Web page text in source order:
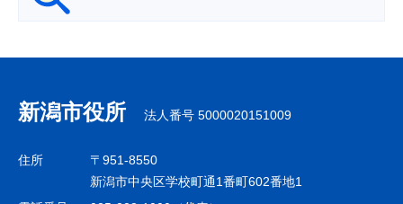
ナ
ビ
ゲ
新潟市役所 法人番号 5000020151009
住所
〒951-8550
新潟市中央区学校町通1番町602番地1